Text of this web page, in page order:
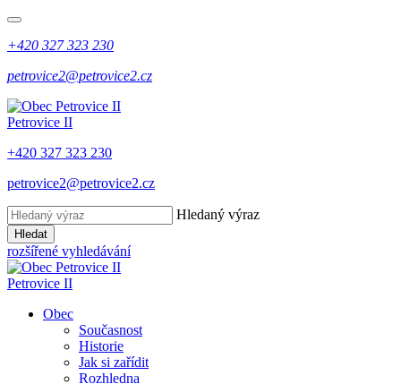
+420 327 323 230
petrovice2@petrovice2.cz
Petrovice II
+420 327 323 230
petrovice2@petrovice2.cz
Hledaný výraz
Hledat
rozšířené vyhledávání
Petrovice II
Obec
Současnost
Historie
Jak si zařídit
Rozhledna